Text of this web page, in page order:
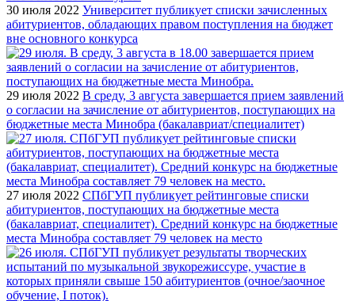
30 июля 2022 Университет публикует списки зачисленных
абитуриентов, обладающих правом поступления на бюджет
вне основного конкурса
29 июля 2022 В среду, 3 августа завершается прием заявлений
о согласии на зачисление от абитуриентов, поступающих на
бюджетные места Минобра (бакалавриат/специалитет)
27 июля 2022 СПбГУП публикует рейтинговые списки
абитуриентов, поступающих на бюджетные места
(бакалавриат, специалитет). Средний конкурс на бюджетные
места Минобра составляет 79 человек на место